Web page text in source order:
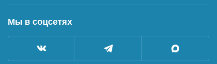
Мы в соцсетях